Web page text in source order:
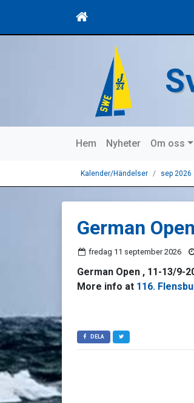
Hem Nyheter Om oss
Kalender/Händelser sep 2026
German
fredag 11 september 2026
German Open , 11-13/9-
More info at 116.
DELA